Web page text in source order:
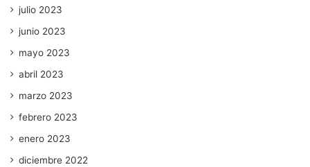
julio 2023
junio 2023
mayo 2023
abril 2023
marzo 2023
febrero 2023
enero 2023
diciembre 2022